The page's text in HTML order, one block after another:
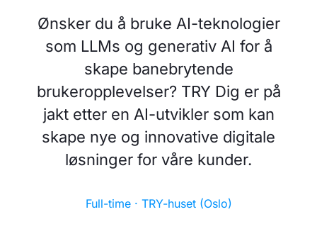
Ønsker du å bruke AI-teknologier
som LLMs og generativ AI for å
skape banebrytende
brukeropplevelser? TRY Dig er på
jakt etter en AI-utvikler som kan
skape nye og innovative digitale
løsninger for våre kunder.
Full-time · TRY-huset (Oslo)